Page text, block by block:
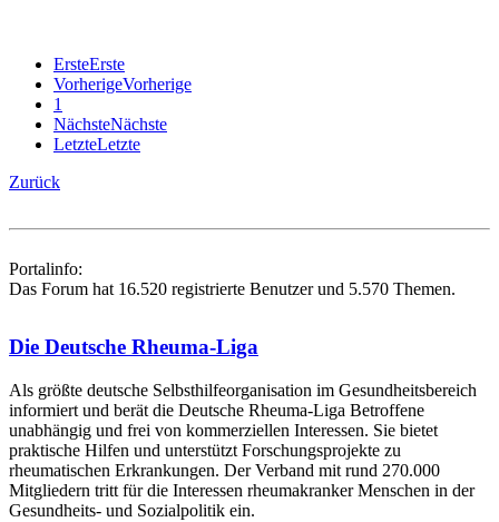
ErsteErste
VorherigeVorherige
1
NächsteNächste
LetzteLetzte
Zurück
Portalinfo:
Das Forum hat 16.520 registrierte Benutzer und 5.570 Themen.
Die Deutsche Rheuma-Liga
Als größte deutsche Selbsthilfe­organisation im Gesundheitsbereich
informiert und berät die Deutsche Rheuma-Liga Betroffene
unabhängig und frei von kommerziellen Interessen. Sie bietet
praktische Hilfen und unterstützt Forschungsprojekte zu
rheumatischen Erkrankungen. Der Verband mit rund 270.000
Mitgliedern tritt für die Interessen rheumakranker Menschen in der
Gesundheits- und Sozialpolitik ein.